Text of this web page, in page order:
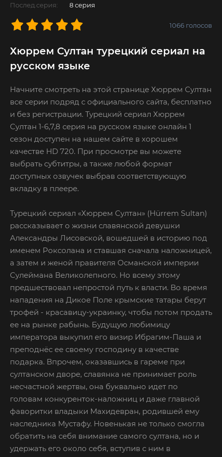
Послед.серия:
8 серия
1066 голосов
Хюррем Султан турецкий сериал на
русском языке
Начните смотреть на этой странице Хюррем Султан
все серии подряд с официального сайта, бесплатно
и без регистрации. Турецкий сериал Хюррем
Султан 1-6,7,8 серия на русском языке онлайн 1
сезон доступен на нашем сайте в хорошем
качестве HD 720. При просмотре вы можете
выбрать субтитры, а также любой формат
доступных озвучек выбрав соответствующую
вкладку в плеере.
Турецкий сериал «Хюррем Султан» (Hürrem Sultan)
рассказывает о жизни славянской девушки
Александры Лисовской, вошедшей в историю под
именем Роксолана и ставшая сначала наложницей,
а затем и женой правителя Османской империи
Сулеймана Великолепного. Но всему этому
предшествовал непростой путь к власти. Во время
нападения на Дикое Поле крымские татары берут
трофей - красавицу-украинку, чтобы потом продать
ее на рынке рабынь. Будущую любимицу
императора выкупил его визир Ибрагим-Паша и
преподнёс ее своему господину в качестве
подарка. Впрочем, оказавшись в гареме при
султанском дворе, славянка не принимает роль
несчастной жертвы, она буквально идет по
головам конкуренток-наложниц и даже главной
фаворитки владыки Махидевран, родившей ему
наследника Мустафу. Новенькая не только смогла
обратить на себя внимание самого султана, но и
удержать его около себя, вступив с ним в